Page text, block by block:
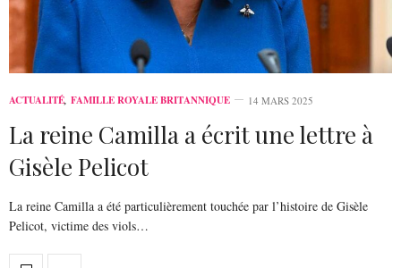
ACTUALITÉ, FAMILLE ROYALE BRITANNIQUE 14 MARS 2025
La reine Camilla a écrit une lettre à
Gisèle Pelicot
La reine Camilla a été particulièrement touchée par l’histoire de Gisèle
Pelicot, victime des viols…